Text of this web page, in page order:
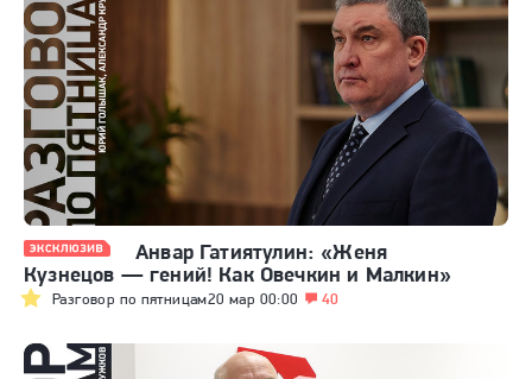
Разговор по пятницам20 мар 00:00 40
Анвар Гатиятулин: «Женя
Кузнецов — гений! Как Овечкин и Малкин»